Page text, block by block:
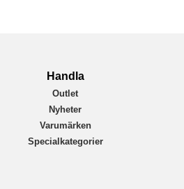
Handla
Outlet
Nyheter
Varumärken
Specialkategorier